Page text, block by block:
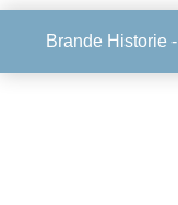
Brande Historie -